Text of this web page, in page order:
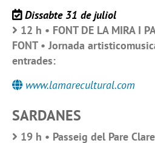
Dissabte 31 de juliol
12 h • FONT DE LA MIRA I
FONT • Jornada
entrades:
www.lamarecultural.com
SARDANES
19 h • Passeig del Pare